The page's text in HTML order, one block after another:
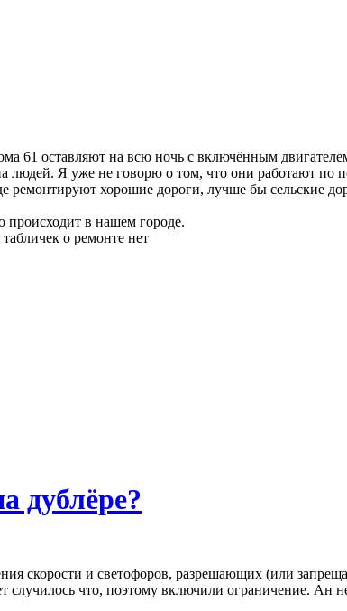
61 оставляют на всю ночь с включённым
Я уже не говорю о том, что они работают по
ремонтируют хорошие дороги, лучше бы сельские
происходит в нашем городе.
о ремонте нет
дублёре?
скорости и светофоров, разрешающих (или
что, поэтому включили ограничение. Ан